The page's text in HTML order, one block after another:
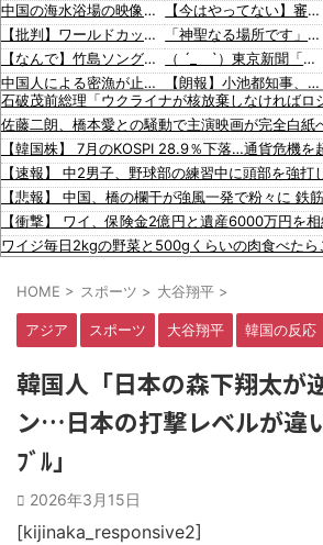
中国の海水浴場の映像があまりにも・・・
【批判】ワールドカップ決勝のハーフタイムショー、英紙｢BTSが出てきて悪夢かと思った｣
【なんで】竹島ソングを歌う韓国アイドルグループが待望の日本デビュー
中国人による密漁が止まらない
【悲報】ロシア報道官「広島市長は毎年、ロシアを嫌悪する『偽りの呪文』を繰り返し、日本人をゾンビ化させている」と主張
文在寅、航空未経験の娘婿を重役にして収賄で起訴された
【韓国サッカー協会】外国人審判約10人に性的接待か 計1496回、約2億ウォン（約2200万円）
韓国のサッカー協会、W杯予選等を裁くために訪韓した外国人審判を「性接待」していた……大して強くもないチームが潤沢な予算を持ってりゃそうなるわな
警察がスーパーで暴れる刃物男を射〇「発砲は適正か？」
【動画】タイのティパンコーン王子が日本人女性とデートか？
【動画】これはお見事。中国重慶市で珍しい事故が撮影される。
【今はやってない】審判への性接待疑惑、大韓サッカー協会が声明「現在は一切発生していない」「世界中のサッカー界関係者の皆さんにお詫び」
「神聖なる場所です」靖国神社、境内におけるコスプレや軍装の禁止を発表
（ ´_ゝ`）東京新聞「小池都知事、今年も虐〇された朝鮮人犠牲者らを追悼文を送付しない意向。10年連続」
【朗報】小池都知事、高市首相と会談し「墓地埋葬法」の改正を要請 国と都が連携し民間への指導強化を進める方向で一致
蓮舫議員「蓮舫だから叩いていい、との報道に何度も向き合ってきました。悔しくても」
韓国人「海外が想像する韓国人キャラクターのイメージがこちら・・・」
「猫が車を凝視してると思ったら、自分に見とれていた…」（動画）
16歳の清水空跳が100m10秒00を記録して桐生
石破茂前総理「ウクライナが核放棄しなければロ
佐藤二朗、橋本愛との騒動で主演映画が完全白紙
【韓国株】 7月のKOSPI 28.9％下落…通貨危機を
ワイジ毎日2kgの野菜と500gくらいの肉食べたら
【悲報】 ロシアさん、ついに国民の財産を没収し
韓国人「日本の柴犬くん散歩中の暑さに耐えられ
HOME > スポーツ > 大谷翔平 >
アジア スポーツ 大谷翔平 韓国の反応
韓国人「日本の森下翔太が
ン…日本の打撃レベルが違
ﾌﾞﾙ」
2026年3月15日
[kijinaka_responsive2]